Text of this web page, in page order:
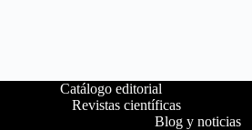
Catálogo editorial
Revistas científicas
Blog y noticias